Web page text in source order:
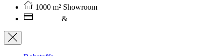
1000 m² Showroom
&